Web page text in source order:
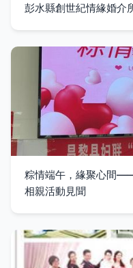
彭水縣創世紀情緣婚介
粽情端午，緣聚心間
相親活動見聞